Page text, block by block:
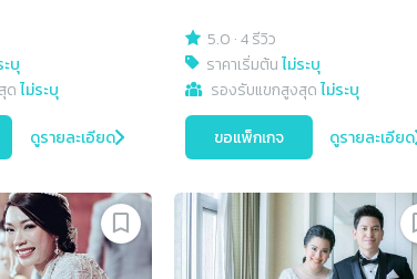
บุ
ดไม่ระบุ
ดูรายละเอียด
5.0 ·4 รีวิว
ราคาเริ่มต้นไม่ระบุ
รองรับแขกสูงสุดไม่ระบุ
ขอแพ็กเกจ ดูรายละเอียด